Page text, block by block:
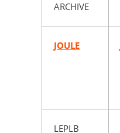
ARCHIVE
JOULE
LEPLB